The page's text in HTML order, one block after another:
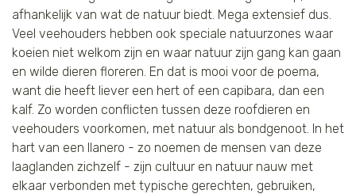
afhankelijk van wat de natuur biedt. Mega extensief dus.
Veel veehouders hebben ook speciale natuurzones waar
koeien niet welkom zijn en waar natuur zijn gang kan gaan
en wilde dieren floreren. En dat is mooi voor de poema,
want die heeft liever een hert of een capibara, dan een
kalf. Zo worden conflicten tussen deze roofdieren en
veehouders voorkomen, met natuur als bondgenoot. In het
hart van een llanero - zo noemen de mensen van deze
laaglanden zichzelf - zijn cultuur en natuur nauw met
elkaar verbonden met typische gerechten, gebruiken,